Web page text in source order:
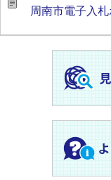
周南市電子入